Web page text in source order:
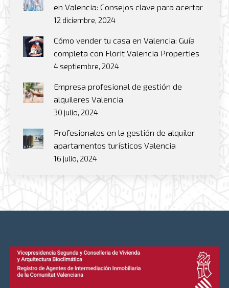
en Valencia: Consejos clave para acertar
12 diciembre, 2024
Cómo vender tu casa en Valencia: Guía
completa con Florit Valencia Properties
4 septiembre, 2024
Empresa profesional de gestión de
alquileres Valencia
30 julio, 2024
Profesionales en la gestión de alquiler
apartamentos turísticos Valencia
16 julio, 2024